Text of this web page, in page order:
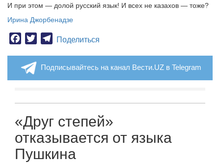
И при этом — долой русский язык! И всех не казахов — тоже?
Ирина Джорбенадзе
Facebook
TwitterTelegram
Поделиться
Подписывайтесь на канал Вести.UZ в Telegram
«Друг степей»
отказывается от языка
Пушкина